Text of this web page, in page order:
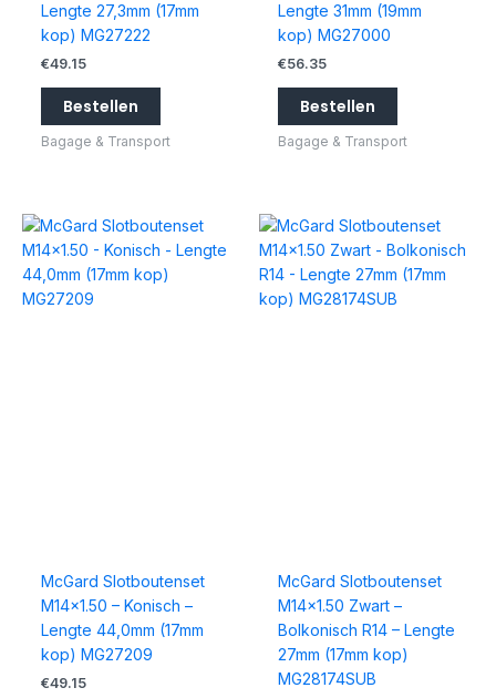
Lengte 27,3mm (17mm
kop) MG27222
€49.15
Bestellen
Bagage & Transport
Lengte 31mm (19mm
kop) MG27000
€56.35
Bestellen
Bagage & Transport
McGard Slotboutenset
M14x1.50 – Konisch –
Lengte 44,0mm (17mm
kop) MG27209
€49.15
McGard Slotboutenset
M14x1.50 Zwart –
Bolkonisch R14 – Lengte
27mm (17mm kop)
MG28174SUB